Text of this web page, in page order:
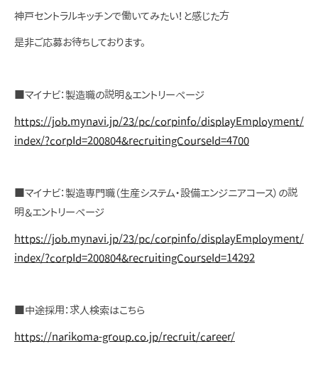
神戸セントラルキッチンで働いてみたい！と感じた方
是非ご応募お待ちしております。
■マイナビ：製造職の説明＆エントリーページ
https://job.mynavi.jp/23/pc/corpinfo/displayEmployment/
index/?corpId=200804&recruitingCourseId=4700
■マイナビ：製造専門職（生産システム・設備エンジニアコース）の説
明＆エントリーページ
https://job.mynavi.jp/23/pc/corpinfo/displayEmployment/
index/?corpId=200804&recruitingCourseId=14292
■中途採用：求人検索はこちら
https://narikoma-group.co.jp/recruit/career/